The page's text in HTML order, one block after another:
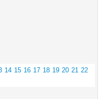
14 15 16 17 18 19 20 21 22